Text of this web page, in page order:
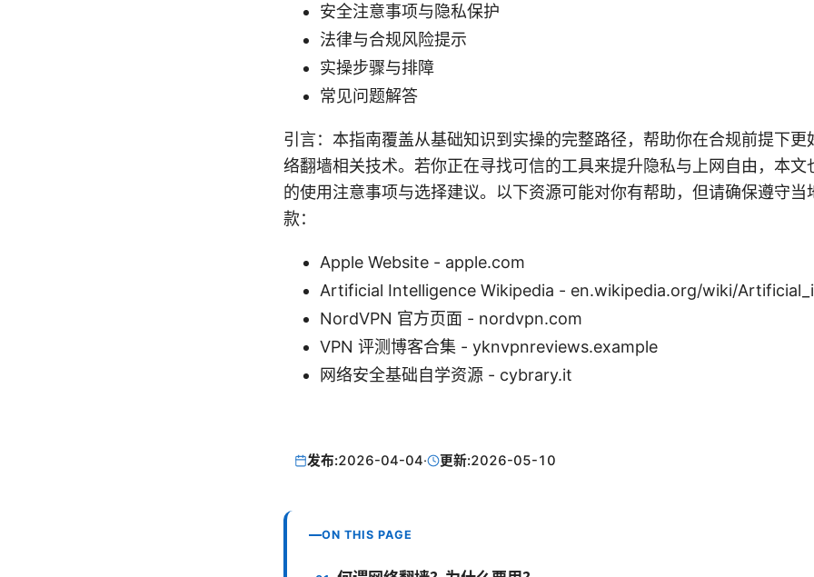
安全注意事项与隐私保护
法律与合规风险提示
实操步骤与排障
常见问题解答
引言：本指南覆盖从基础知识到实操的完整路径，帮助你在合规前提下更
络翻墙相关技术。若你正在寻找可信的工具来提升隐私与上网自由，本文
的使用注意事项与选择建议。以下资源可能对你有帮助，但请确保遵守当
款：
Apple Website - apple.com
Artificial Intelligence Wikipedia - en.wikipedia.org/wiki/
NordVPN 官方页面 - nordvpn.com
VPN 评测博客合集 - yknvpnreviews.example
网络安全基础自学资源 - cybrary.it
发布:2026-04-04· 更新:2026-05-10
ON THIS PAGE